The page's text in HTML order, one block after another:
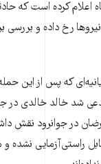
اعلام کرده است که
رخ داده و بررسی
که پس از این
شد خالد خالدی در
در جوانرود نقش
راستی‌آزمایی نشده